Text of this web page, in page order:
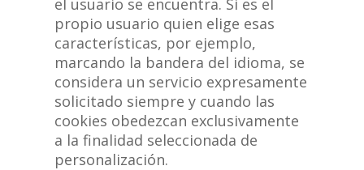
el usuario se encuentra. Si es el
propio usuario quien elige esas
características, por ejemplo,
marcando la bandera del idioma, se
considera un servicio expresamente
solicitado siempre y cuando las
cookies obedezcan exclusivamente
a la finalidad seleccionada de
personalización.